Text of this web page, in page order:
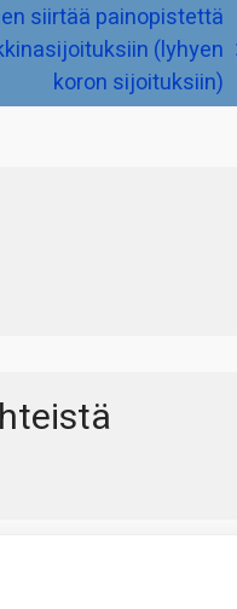
siirtää painopistettä
(lyhyen
koron sijoituksiin)